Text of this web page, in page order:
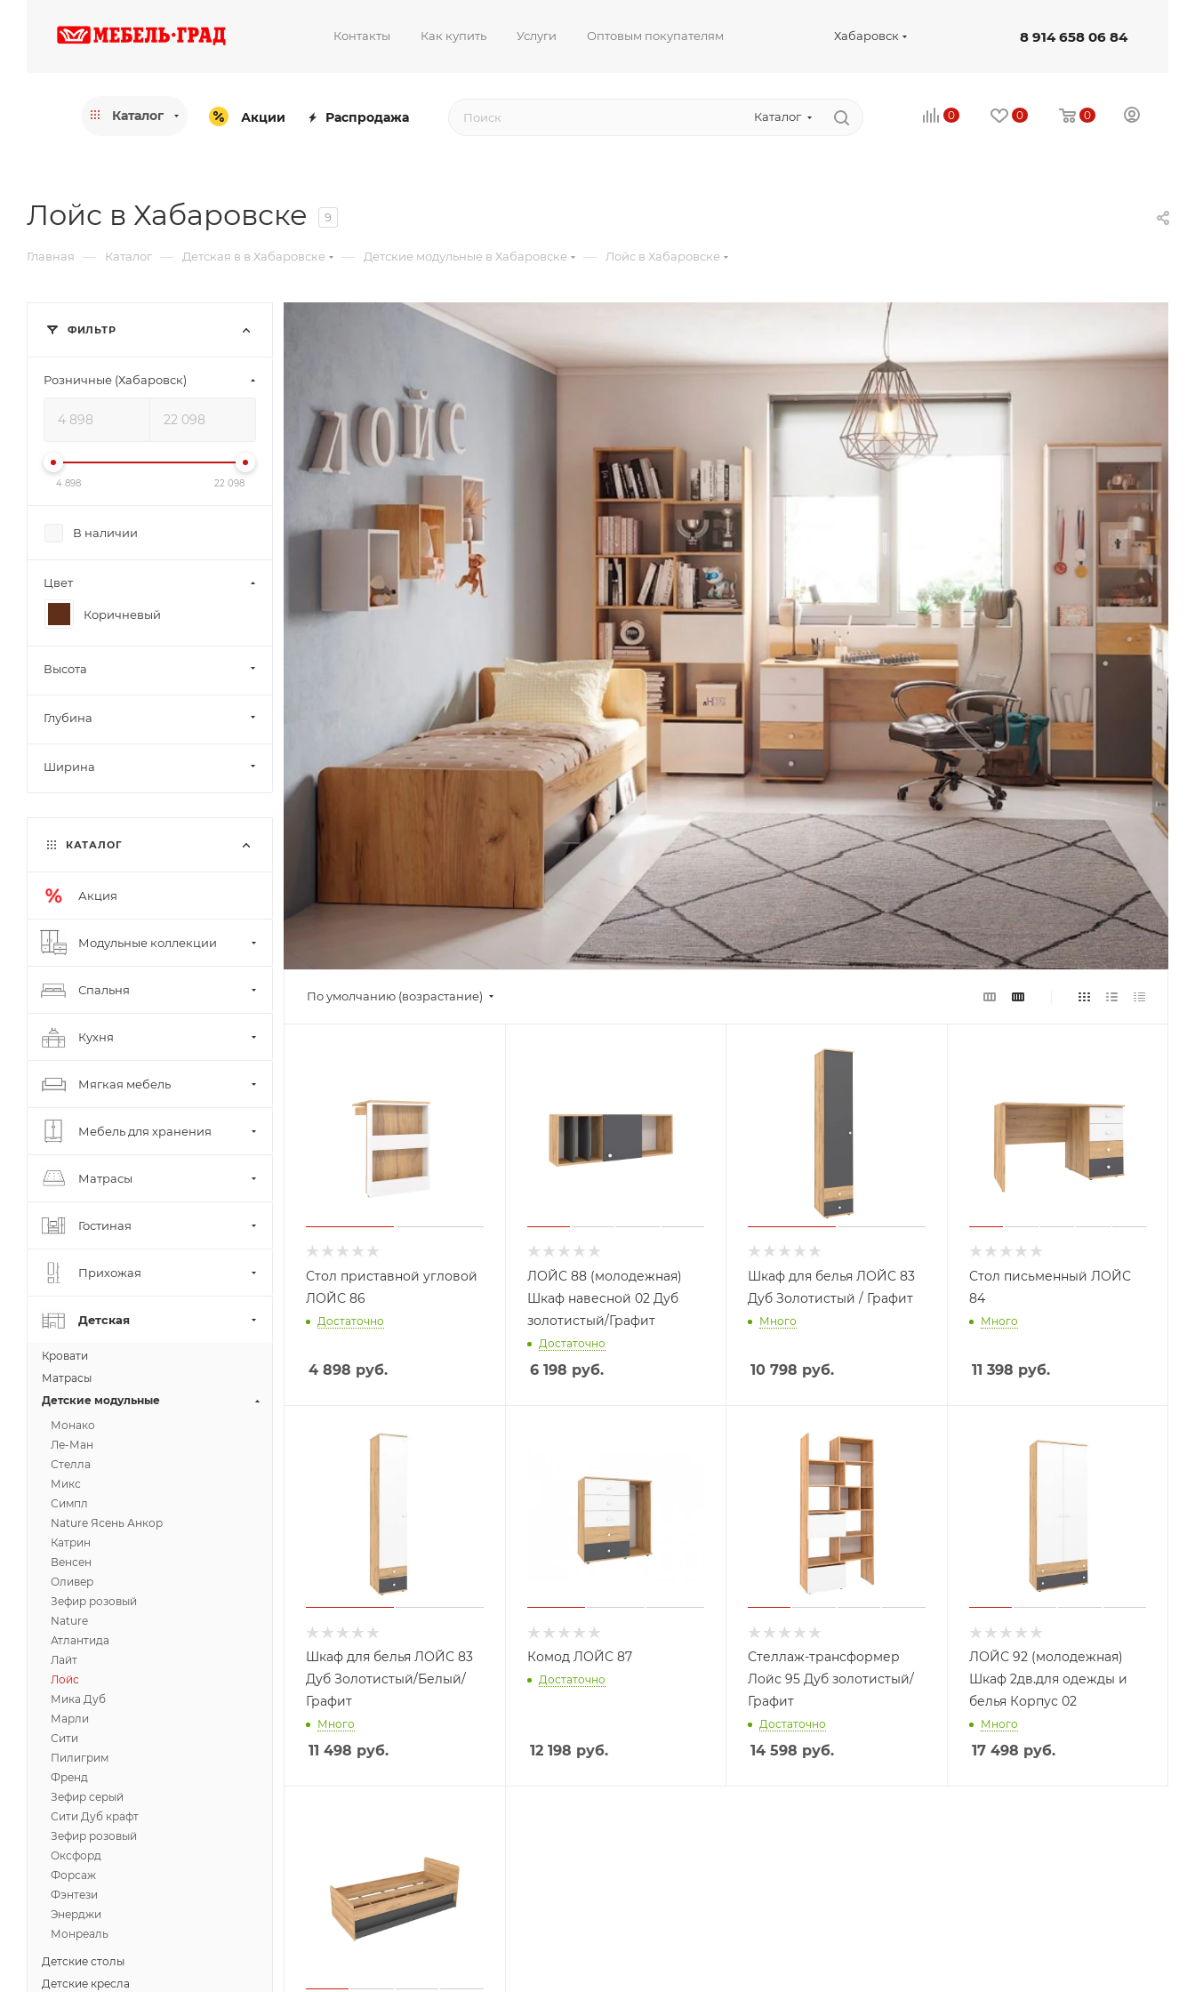
Контакты Как купить Услуги Оптовым покупателям Хабаровск 8 914 658 06 84
Каталог Акции Распродажа Каталог 0 0 0
Лойс в Хабаровске 9
Главная — Каталог — Детская в в Хабаровске — Детские модульные в Хабаровске — Лойс в Хабаровске
По умолчанию (возрастание)
Стол приставной угловой
ЛОЙС 86
Достаточно
4 898 руб.
ЛОЙС 88 (молодежная)
Шкаф навесной 02 Дуб
золотистый/Графит
Достаточно
6 198 руб.
Шкаф для белья ЛОЙС 83
Дуб Золотистый / Графит
Много
10 798 руб.
Стол письменный ЛОЙС
84
Много
11 398 руб.
Шкаф для белья ЛОЙС 83
Дуб Золотистый/Белый/
Графит
Много
11 498 руб.
Комод ЛОЙС 87
Достаточно
12 198 руб.
Стеллаж-трансформер
Лойс 95 Дуб золотистый/
Графит
Достаточно
14 598 руб.
ЛОЙС 92 (молодежная)
Шкаф 2дв.для одежды и
белья Корпус 02
Много
17 498 руб.
ФИЛЬТР
Розничные (Хабаровск)
4 898 22 098
В наличии
Цвет
Коричневый
Высота
Глубина
Ширина
КАТАЛОГ
Акция
Модульные коллекции
Спальня
Кухня
Мягкая мебель
Мебель для хранения
Матрасы
Гостиная
Прихожая
Детская
Кровати
Матрасы
Детские модульные
Монако
Ле-Ман
Стелла
Микс
Симпл
Nature Ясень Анкор
Катрин
Венсен
Оливер
Зефир розовый
Nature
Атлантида
Лайт
Лойс
Мика Дуб
Марли
Сити
Пилигрим
Френд
Зефир серый
Сити Дуб крафт
Зефир розовый
Оксфорд
Форсаж
Фэнтези
Энерджи
Монреаль
Детские столы
Детские кресла